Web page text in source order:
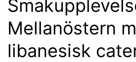
Mellanöstern
libanesisk